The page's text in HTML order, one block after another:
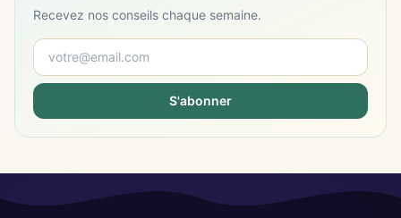
Recevez nos conseils chaque semaine.
S'abonner